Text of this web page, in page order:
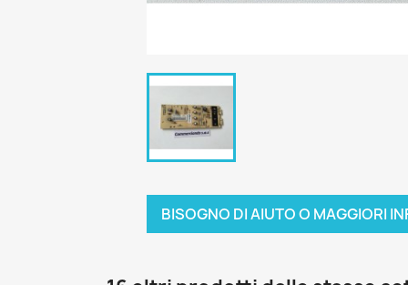
BISOGNO DI AIUTO O MAGGIORI